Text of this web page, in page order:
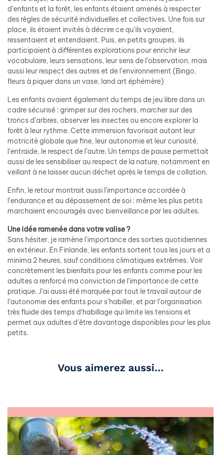
d’enfants et la forêt, les enfants étaient amenés à respecter
des règles de sécurité individuelles et collectives. Une fois sur
place, ils étaient invités à décrire ce qu’ils voyaient,
ressentaient et entendaient. Puis, en petits groupes, ils
participaient à différentes explorations pour enrichir leur
vocabulaire, leurs sensations, leur sens de l’observation, mais
aussi leur respect des autres et de l’environnement (Bingo,
fleurs à piquer dans un vase, land art éphémère)
Les enfants avaient également du temps de jeu libre dans un
cadre sécurisé : grimper sur des rochers, marcher sur des
troncs d’arbres, observer les insectes ou encore explorer la
forêt à leur rythme. Cette immersion favorisait autant leur
motricité globale que fine, leur autonomie et leur curiosité,
l’entraide, le respect de l’autre. Un temps de pause permettait
aussi de les sensibiliser au respect de la nature, notamment en
veillant à ne laisser aucun déchet après le temps de collation.
Enfin, le retour montrait aussi l’importance accordée à
l’endurance et au dépassement de soi : même les plus petits
marchaient encouragés avec bienveillance par les adultes.
Une idée ramenée dans votre valise ?
Sans hésiter, je ramène l’importance des sorties quotidiennes
en extérieur. En Finlande, les enfants sortent tous les jours et a
minima 2 heures, sauf conditions climatiques extrêmes. Voir
concrètement les bienfaits pour les enfants comme pour les
adultes a renforcé ma conviction de l’importance de cette
pratique. J’ai aussi été marquée par tout le travail autour de
l’autonomie des enfants pour s’habiller, et par l’organisation
très fluide des temps d’habillage qui limite les tensions et
permet aux adultes d’être davantage disponibles pour les plus
petits.
Vous aimerez aussi…